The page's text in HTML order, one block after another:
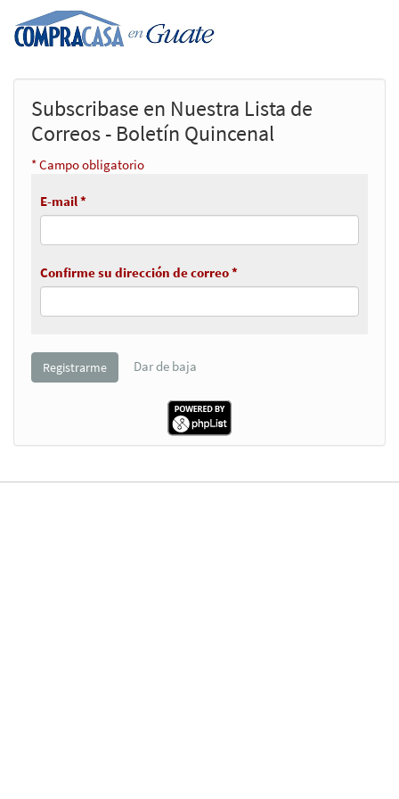
Subscribase en Nuestra Lista de
Correos - Boletín Quincenal
* Campo obligatorio
E-mail *
Confirme su dirección de correo *
Dar de baja